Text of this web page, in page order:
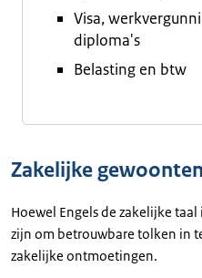
Visa,
diploma's
Belasting en btw
Zakelijke
Hoewel Engels de zakelijke
zijn om betrouwbare tolken in
zakelijke ontmoetingen.